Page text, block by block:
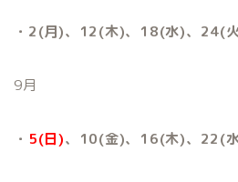
・2(月)、12(木)、18(水)、24(
9月
・ 5(日)、10(金)、16(木)、22(